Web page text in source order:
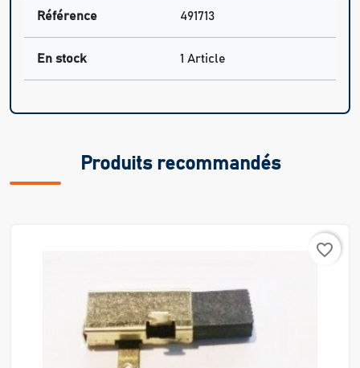
Référence 491713
En stock 1 Article
Produits recommandés
favorite_border